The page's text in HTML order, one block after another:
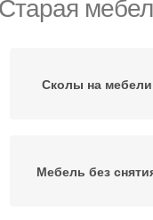
Старая
Сколы на мебели
Мебель без